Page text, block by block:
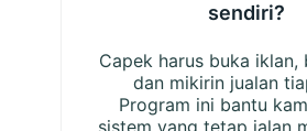
sendiri?
Capek harus buka iklan,
dan mikirin jualan
Program ini bantu